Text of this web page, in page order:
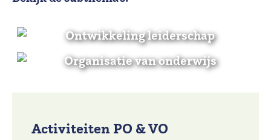
Ontwikkeling leiderschap
Organisatie van onderwijs
Activiteiten PO & VO